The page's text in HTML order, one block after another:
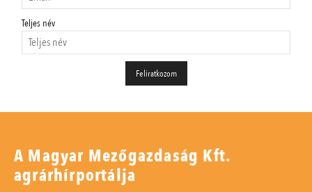
Teljes név
A Magyar Mezőgazdaság Kft.
agrárhírportálja